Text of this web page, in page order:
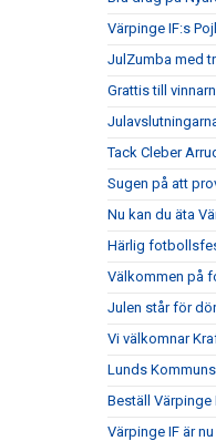
Värpinge IF:s
JulZumba med
Grattis till
Tack Cleber
Sugen på att
Nu kan du äta
Härlig
Välkommen på
Julen står för
Vi välkomnar
Lunds
Beställ Värpinge
Värpinge IF är